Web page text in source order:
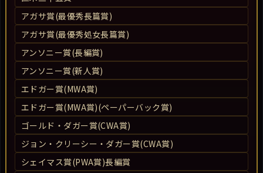
アガサ賞(最優秀長篇賞)
アガサ賞(最優秀処女長篇賞)
アンソニー賞(長編賞)
アンソニー賞(新人賞)
エドガー賞(MWA賞)
エドガー賞(MWA賞)(ペーパーバック賞)
ゴールド・ダガー賞(CWA賞)
ジョン・クリーシー・ダガー賞(CWA賞)
シェイマス賞(PWA賞)長編賞